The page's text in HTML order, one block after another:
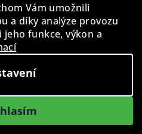
Vám umožnili
a díky analýze provozu
jeho funkce, výkon a
28U